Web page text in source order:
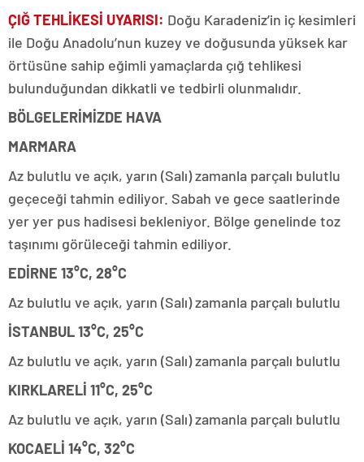
ÇIĞ TEHLİKESİ UYARISI: Doğu Karadeniz’in iç kesimleri
ile Doğu Anadolu’nun kuzey ve doğusunda yüksek kar
örtüsüne sahip eğimli yamaçlarda çığ tehlikesi
bulunduğundan dikkatli ve tedbirli olunmalıdır.
BÖLGELERİMİZDE HAVA
MARMARA
Az bulutlu ve açık, yarın (Salı) zamanla parçalı bulutlu
geçeceği tahmin ediliyor. Sabah ve gece saatlerinde
yer yer pus hadisesi bekleniyor. Bölge genelinde toz
taşınımı görüleceği tahmin ediliyor.
EDİRNE 13°C, 28°C
Az bulutlu ve açık, yarın (Salı) zamanla parçalı bulutlu
İSTANBUL 13°C, 25°C
Az bulutlu ve açık, yarın (Salı) zamanla parçalı bulutlu
KIRKLARELİ 11°C, 25°C
Az bulutlu ve açık, yarın (Salı) zamanla parçalı bulutlu
KOCAELİ 14°C, 32°C